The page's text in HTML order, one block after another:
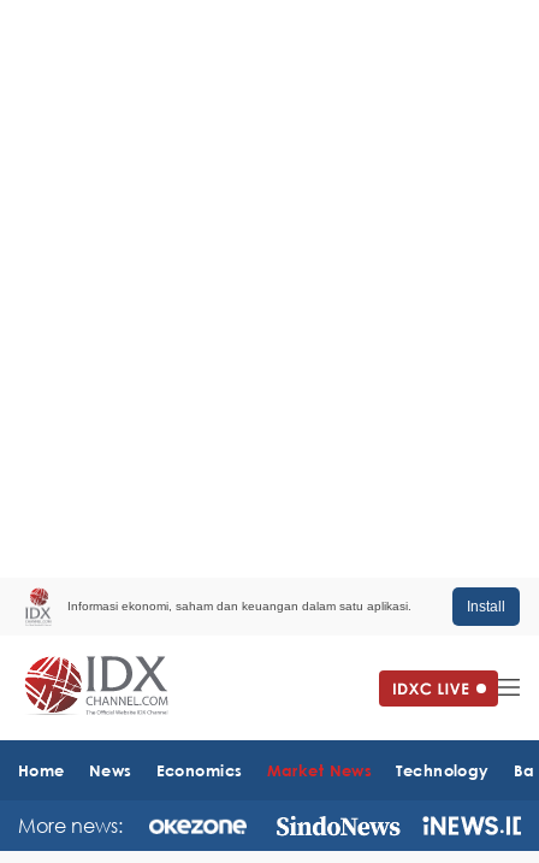
Informasi ekonomi, saham dan keuangan dalam satu aplikasi. Install
Home News Economics Market News Technology
More news: